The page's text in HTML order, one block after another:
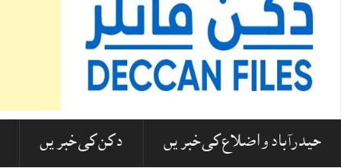
حیدرآباد و اضلاع کی خبریں دکن کی خبریں